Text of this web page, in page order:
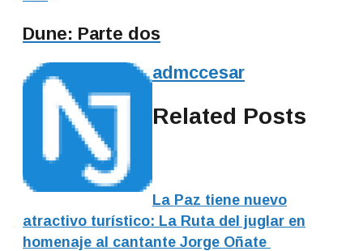
Dune: Parte dos
admccesar
Related Posts
La Paz tiene nuevo
atractivo turístico: La Ruta del juglar en
homenaje al cantante Jorge Oñate